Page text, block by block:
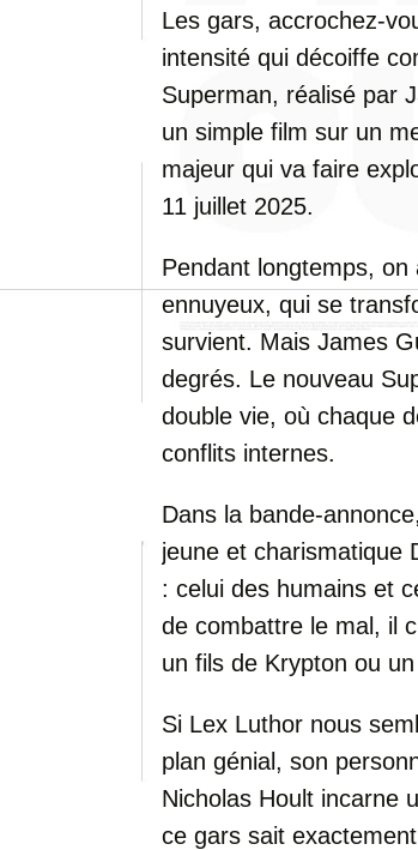
Les gars, accrochez-
intensité qui décoiffe
Superman, réalisé par
un simple film sur un
majeur qui va faire
11 juillet 2025.
Pendant longtemps,
ennuyeux, qui se
survient. Mais James
degrés. Le nouveau
double vie, où chaque
conflits internes.
Dans la bande-
jeune et charismatique
: celui des humains et
de combattre le mal, il
un fils de Krypton ou
Si Lex Luthor nous
plan génial, son
Nicholas Hoult incarne
ce gars sait